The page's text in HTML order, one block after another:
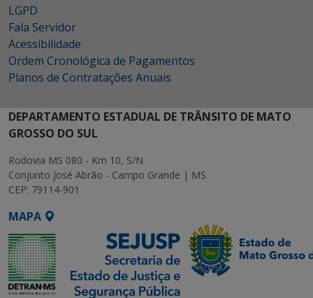
LGPD
Fala Servidor
Acessibilidade
Ordem Cronológica de Pagamentos
Planos de Contratações Anuais
DEPARTAMENTO ESTADUAL DE TRÂNSITO DE MATO
GROSSO DO SUL
Rodovia MS 080 - Km 10, S/N
Conjunto José Abrão - Campo Grande | MS
CEP: 79114-901
MAPA